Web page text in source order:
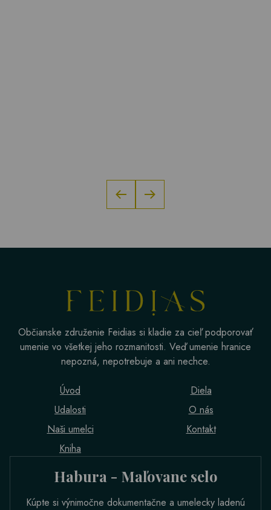
Občianske združenie Feidias si kladie za cieľ podporovať
umenie vo všetkej jeho rozmanitosti. Veď umenie hranice
nepozná, nepotrebuje a ani nechce.
Úvod
Udalosti
Naši umelci
Kniha
Diela
O nás
Kontakt
Habura - Maľovane selo
Kúpte si výnimočne dokumentačne a umelecky ladenú